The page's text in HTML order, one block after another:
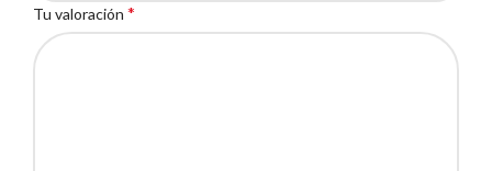
Tu valoración *